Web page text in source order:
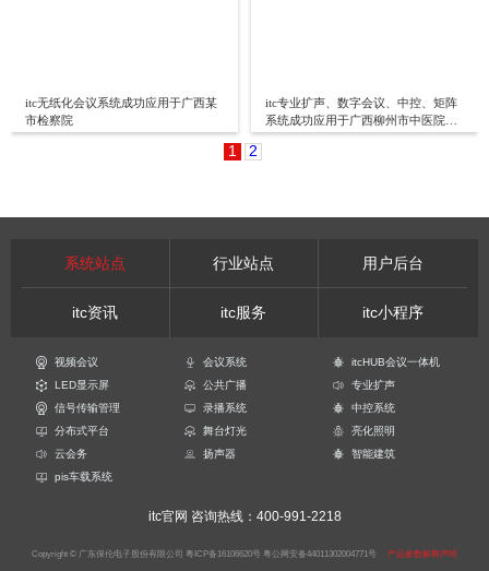
itc无纸化会议系统成功应用于广西某
市检察院
itc专业扩声、数字会议、中控、矩阵
系统成功应用于广西柳州市中医院东
院学术报告厅
1 2
系统站点 行业站点 用户后台
itc资讯 itc服务 itc小程序
视频会议 会议系统
itcHUB会议一体机
LED显示屏
公共广播
专业扩声
信号传输管理
录播系统
中控系统
分布式平台
舞台灯光
亮化照明
云会务
扬声器
智能建筑
pis车载系统
itc官网 咨询热线：400-991-2218
Copyright © 广东保伦电子股份有限公司 粤ICP备16106620号 粤公网安备44011302004771号 产品参数解释声明